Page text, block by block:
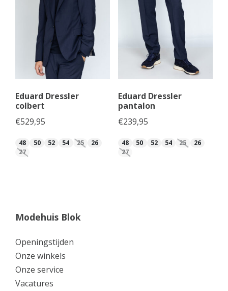
Eduard Dressler
colbert
€529,95
48 50 52 54 25
26
27
Eduard Dressler
pantalon
€239,95
48 50 52 54 25
26
27
Modehuis Blok
Openingstijden
Onze winkels
Onze service
Vacatures